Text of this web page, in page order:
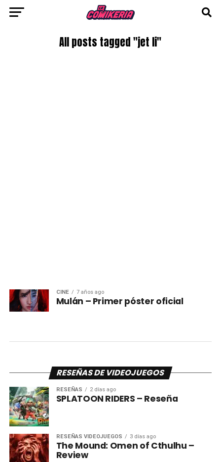
All posts tagged "jet li"
CINE 7 años ago
Mulán – Primer póster oficial
RESEÑAS DE VIDEOJUEGOS
RESEÑAS 2 días ago
SPLATOON RIDERS – Reseña
RESEÑAS VIDEOJUEGOS 3 días ago
The Mound: Omen of Cthulhu –
Review